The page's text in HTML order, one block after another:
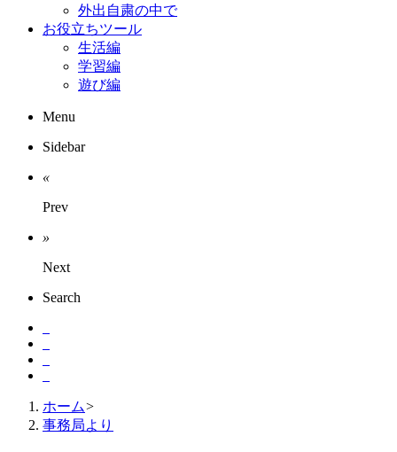
外出自粛の中で
お役立ちツール
生活編
学習編
遊び編
Menu
Sidebar
«
Prev
»
Next
Search
ホーム>
事務局より